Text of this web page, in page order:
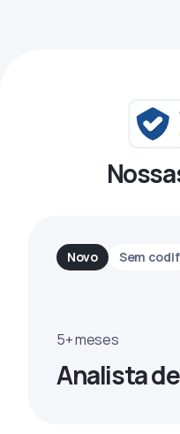
Novo Sem
5+ meses
Analista